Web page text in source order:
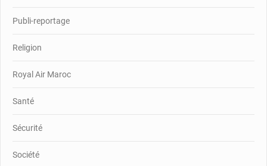
Publi-reportage
Religion
Royal Air Maroc
Santé
Sécurité
Société